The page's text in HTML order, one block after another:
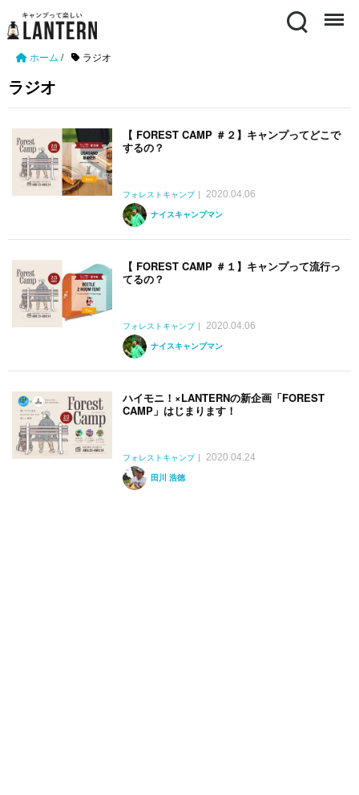
Search Menu
ホーム / ラジオ
ラジオ
【 FOREST CAMP ＃２】キャンプってどこで
するの？
フォレストキャンプ
2020.04.06
ナイスキャンプマン
【 FOREST CAMP ＃１】キャンプって流行っ
てるの？
フォレストキャンプ
2020.04.06
ナイスキャンプマン
ハイモニ！×LANTERNの新企画「FOREST
CAMP」はじまります！
フォレストキャンプ
2020.04.24
田川 浩徳